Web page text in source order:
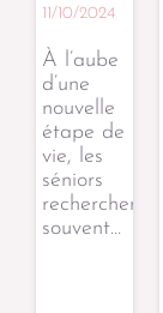
11/10/2024
À l’aube
d’une
nouvelle
étape de
vie, les
séniors
recherchent
souvent…